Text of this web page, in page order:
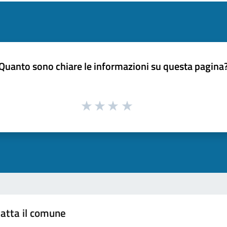
sono chiare le informazioni su questa
il comune